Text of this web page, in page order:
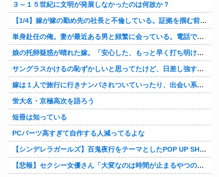
３～１５世紀に文明が発展しなかったのは何故か？
【1/4】嫁が嫁の勤め先の社長と不倫している。証拠を掴む前に嫁から離婚を切り出されたので、ハッタリかまして証拠を握っているフリしたら、向こうから示談話を振ってきたｗ
単身赴任の俺。妻が最近ある男と頻繁に会っている。電話で問い詰めた。「好きなのはアナタ、でも会えないのがツライ、寂しいから・・・」妻は、その男と不倫関係に発展した様だ…
娘の托卵疑惑が晴れた嫁。「安心した、もっと早く打ち明けて鑑定しておけばよかった」と。そして「今度こそ家族三人で幸せになりたい」と言い出した！！ごめんこうむるわｗｗ
サングラスかけるの恥ずかしいと思ってたけど、日差し強すぎてサングラスかけ始めたわ
嫁は１人で旅行に行きナンパされついていったり、出会い系で知り合った男と会ったりした。しかも酔っていて避妊もしてなかった。そしてやはり自分には夫しかいないと思ったんだとｗ
蛍大名・京極高次を語ろう
短冊は知っている
PCパーツ高すぎて自作する人減ってるよな
【シンデレラガールズ】百鬼夜行をテーマとしたPOP UP SHOPが東京・大阪にて開催
【悲報】セクシー女優さん「大変なのは時間が止まるやつの撮影」←ばらしてしまうｗ